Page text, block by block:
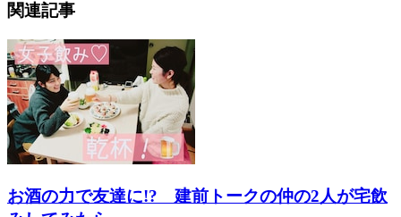
関連記事
お酒の力で友達に!? 建前トークの仲の2人が宅飲